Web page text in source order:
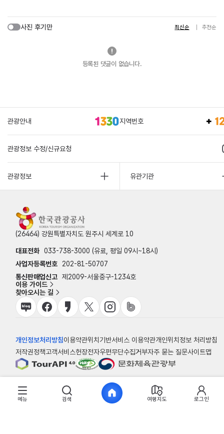
사진 후기만 최신순 추천순
등록된 댓글이 없습니다.
관광안내 지역번호
관광정보 수정/신규요청
관광정보 유관기관
(26464) 강원특별자치도 원주시 세계로 10
대표전화 033-738-3000 (유료, 평일 09시~18시)
사업자등록번호
202-81-50707
통신판매업신고 제2009-서울중구-1234호
이용 가이드
찾아오시는 길
개인정보처리방침이용약관위치기반서비스 이용약관개인위치정보 처리방침
저작권정책고객서비스헌장전자우편무단수집거부자주 묻는 질문사이트맵
© 한국관광공사
메뉴 검색 여행지도 로그인